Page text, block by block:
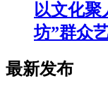
以文化聚
坊”群众
最新发布